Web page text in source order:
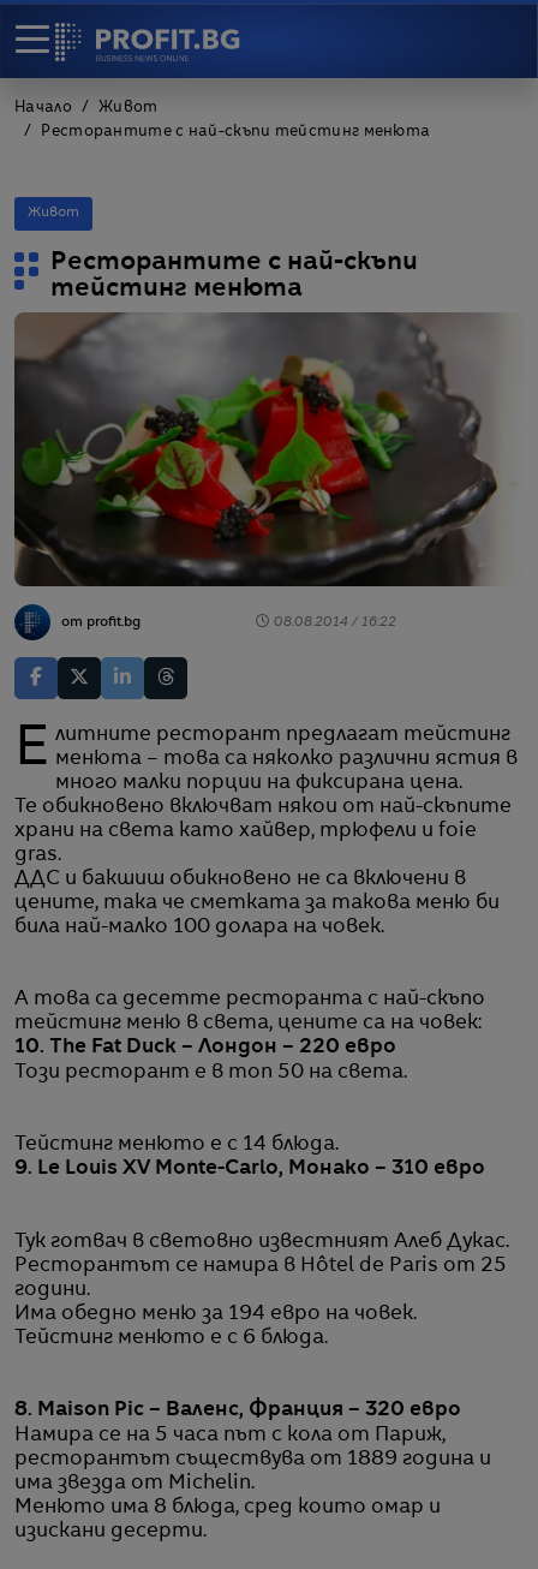
Начало
Живот
Ресторантите с най-скъпи тейстинг менюта
Живот
Ресторантите с най-скъпи
тейстинг менюта
от profit.bg 08.08.2014 / 16:22
Елитните ресторант предлагат тейстинг менюта – това са няколко различни ястия в
много малки порции на фиксирана цена.
Те обикновено включват някои от най-скъпите
храни на света като хайвер, трюфели и foie
gras.
ДДС и бакшиш обикновено не са включени в
цените, така че сметката за такова меню би
била най-малко 100 долара на човек.
А това са десетте ресторанта с най-скъпо
тейстинг меню в света, цените са на човек:
10. The Fat Duck – Лондон – 220 евро
Този ресторант е в топ 50 на света.
Тейстинг менюто е с 14 блюда.
9. Le Louis XV Monte-Carlo, Монако – 310 евро
Тук готвач в световно известният Алеб Дукас.
Ресторантът се намира в Hôtel de Paris от 25
години.
Има обедно меню за 194 евро на човек.
Тейстинг менюто е с 6 блюда.
8. Maison Pic – Валенс, Франция – 320 евро
Намира се на 5 часа път с кола от Париж,
ресторантът съществува от 1889 година и
има звезда от Michelin.
Менюто има 8 блюда, сред които омар и
изискани десерти.